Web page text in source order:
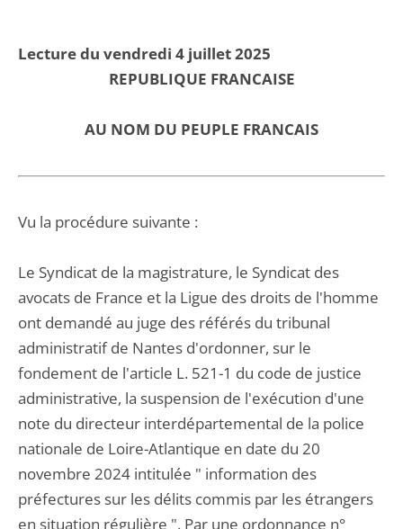
Lecture du vendredi 4 juillet 2025
REPUBLIQUE FRANCAISE
AU NOM DU PEUPLE FRANCAIS
Vu la procédure suivante :
Le Syndicat de la magistrature, le Syndicat des
avocats de France et la Ligue des droits de l'homme
ont demandé au juge des référés du tribunal
administratif de Nantes d'ordonner, sur le
fondement de l'article L. 521-1 du code de justice
administrative, la suspension de l'exécution d'une
note du directeur interdépartemental de la police
nationale de Loire-Atlantique en date du 20
novembre 2024 intitulée " information des
préfectures sur les délits commis par les étrangers
en situation régulière ". Par une ordonnance n°